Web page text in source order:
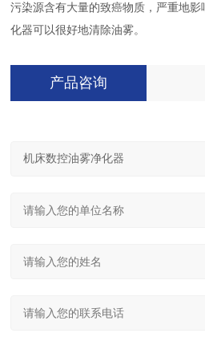
污染源含有大量的致癌物质，严重地
化器可以很好地清除油雾。
产品咨询